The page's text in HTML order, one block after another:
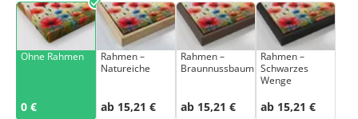
Ohne Rahmen
0 €
Rahmen –
Natureiche
ab 15,21 €
Rahmen –
Braunnussbaum
ab 15,21 €
Rahmen –
Schwarzes
Wenge
ab 15,21 €